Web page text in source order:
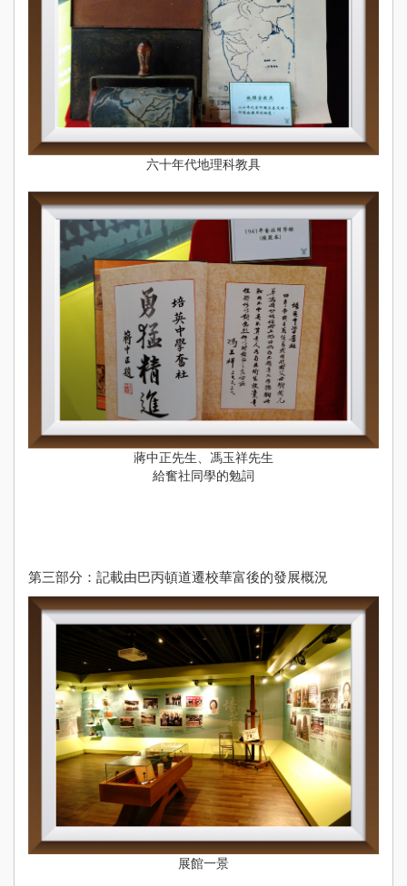
六十年代地理科教具
蔣中正先生、馮玉祥先生
給奮社同學的勉詞
第三部分：記載由巴丙頓道遷校華富後的發展概況
展館一景